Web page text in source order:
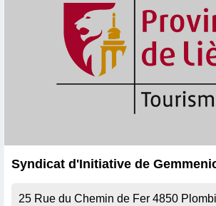
Syndicat d'Initiative de
25 Rue du Chemin de Fer 4850